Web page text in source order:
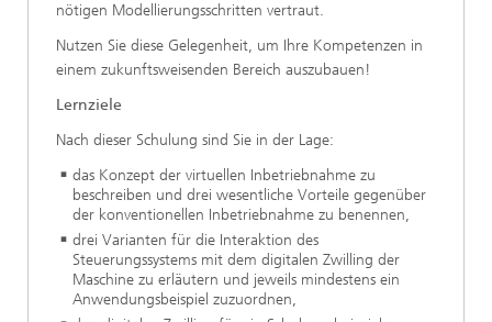
nötigen Modellierungsschritten vertraut.
Nutzen Sie diese Gelegenheit, um Ihre Kompetenzen in
einem zukunftsweisenden Bereich auszubauen!
Lernziele
Nach dieser Schulung sind Sie in der Lage:
das Konzept der virtuellen Inbetriebnahme zu
beschreiben und drei wesentliche Vorteile gegenüber
der konventionellen Inbetriebnahme zu benennen,
drei Varianten für die Interaktion des
Steuerungssystems mit dem digitalen Zwilling der
Maschine zu erläutern und jeweils mindestens ein
Anwendungsbeispiel zuzuordnen,